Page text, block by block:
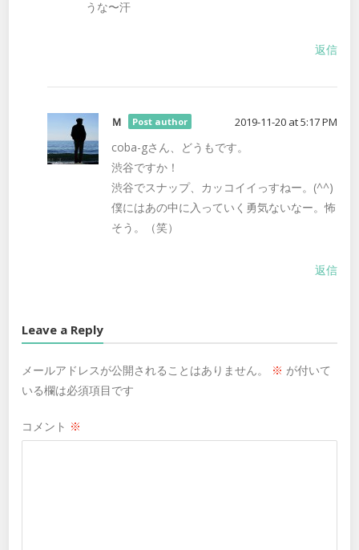
うな〜汗
返信
Ｍ Post author 2019-11-20 at 5:17 PM
coba-gさん、どうもです。
渋谷ですか！
渋谷でスナップ、カッコイイっすねー。(^^)
僕にはあの中に入っていく勇気ないなー。怖
そう。（笑）
返信
Leave a Reply
メールアドレスが公開されることはありません。 ※ が付いて
いる欄は必須項目です
コメント ※